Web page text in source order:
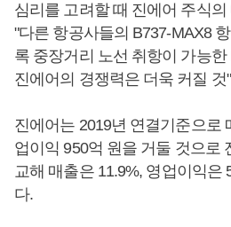
심리를 고려할 때 진에어 주식
"다른 항공사들의 B737-MAX8
록 중장거리 노선 취항이 가능
진에어의 경쟁력은 더욱 커질
진에어는 2019년 연결기준으로
업이익 950억 원을 거둘 것으로
교해 매출은 11.9%, 영업이익은
다.